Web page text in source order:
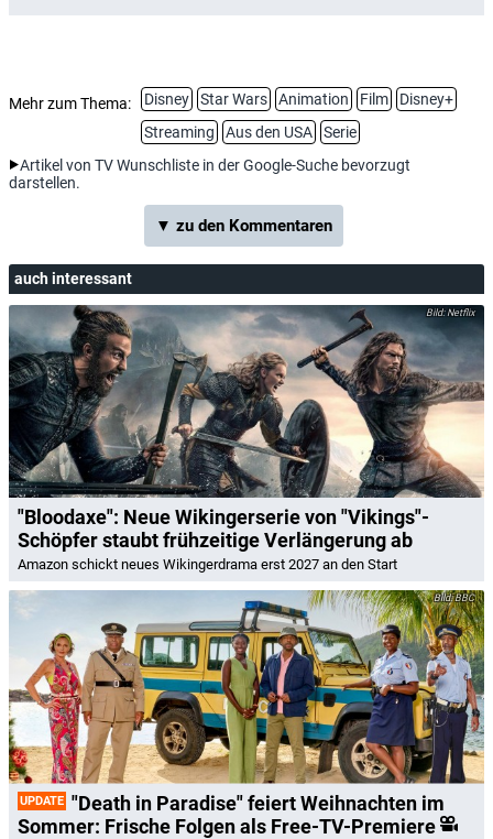
Mehr zum Thema: Disney Star Wars Animation Film
Disney+
Streaming
Aus den USA
Serie
Artikel von TV Wunschliste in der Google-Suche bevorzugt
darstellen.
▼ zu den Kommentaren
auch interessant
Netflix
"Bloodaxe": Neue Wikingerserie von "Vikings"-
Schöpfer staubt frühzeitige Verlängerung ab
Amazon schickt neues Wikingerdrama erst 2027 an den Start
BBC
UPDATE "Death in Paradise" feiert Weihnachten im
Sommer: Frische Folgen als Free-TV-Premiere